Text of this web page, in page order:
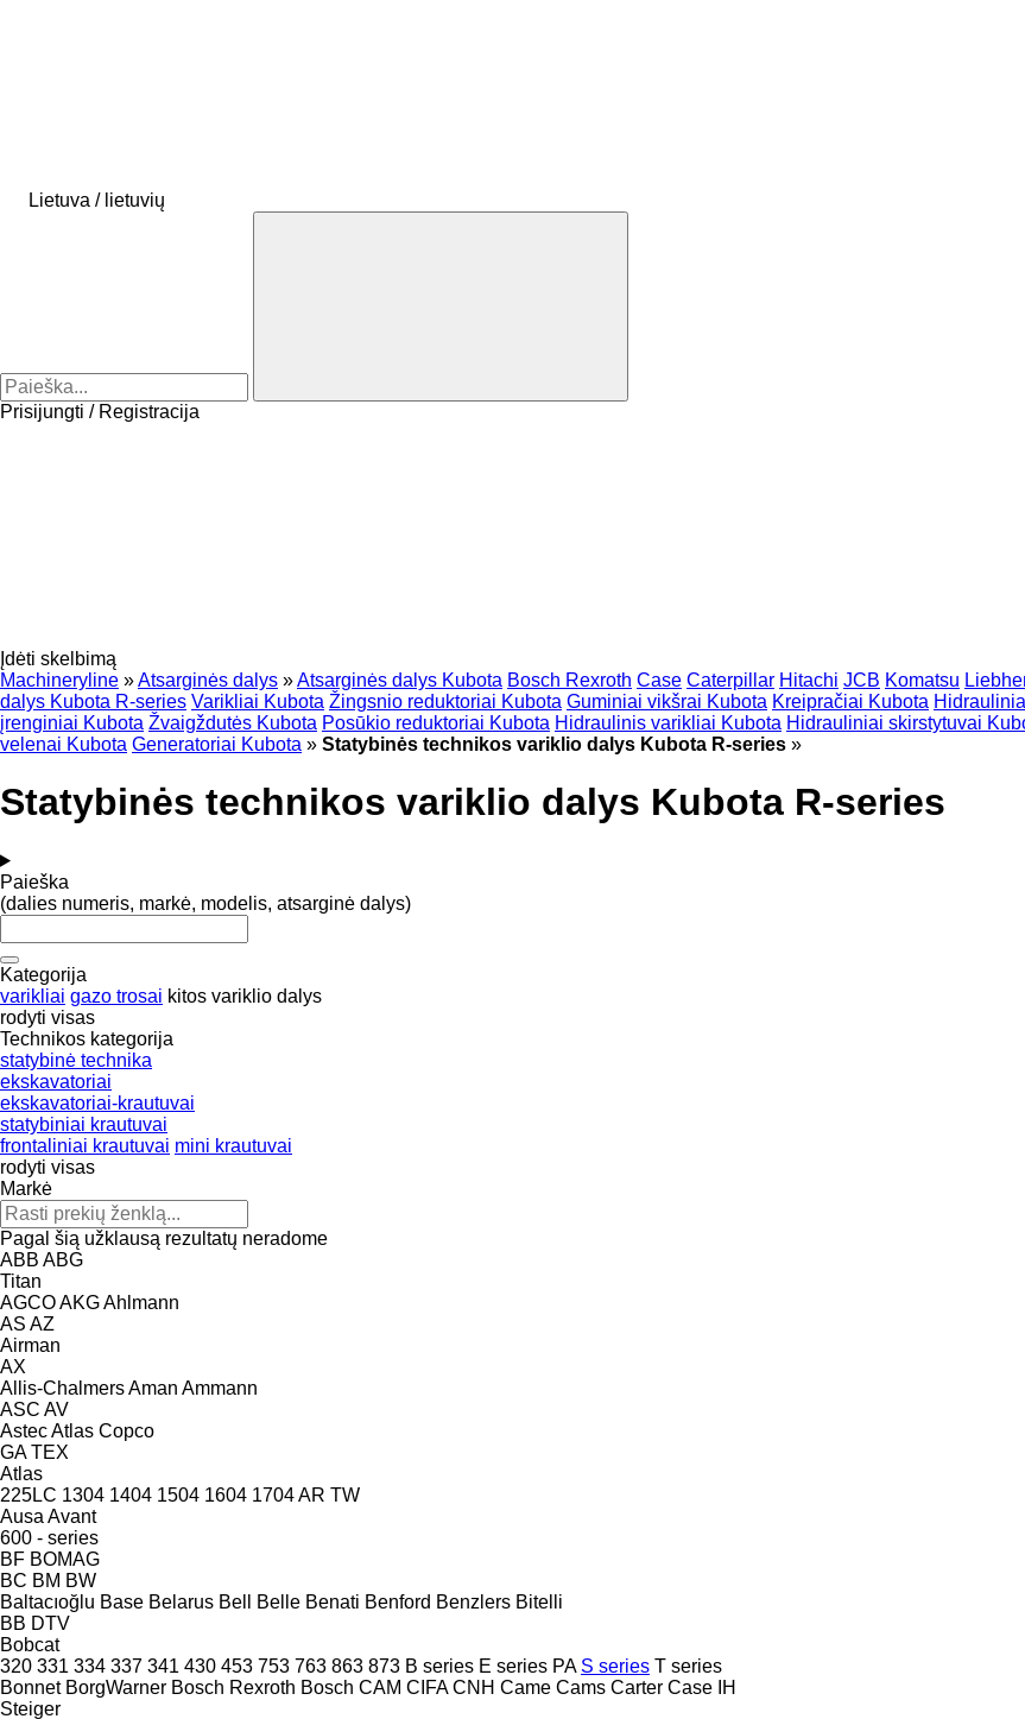
Lietuva / lietuvių
Prisijungti / Registracija
Įdėti skelbimą
Machineryline »Atsarginės dalys »Atsarginės dalys Kubota Bosch Rexroth Case Caterpillar Hitachi JCB Komatsu
dalys Kubota R-series Varikliai Kubota Žingsnio reduktoriai Kubota Guminiai vikšrai Kubota Kreipračiai Kubota
įrenginiai Kubota Žvaigždutės Kubota Posūkio reduktoriai Kubota Hidraulinis varikliai Kubota Hidrauliniai skirstytuvai
velenai Kubota Generatoriai Kubota » Statybinės technikos variklio dalys Kubota R-series »
Statybinės technikos variklio dalys Kubota R-series
Paieška
(dalies numeris, markė, modelis, atsarginė dalys)
Kategorija
varikliai gazo trosai kitos variklio dalys
rodyti visas
Technikos kategorija
statybinė technika
ekskavatoriai
ekskavatoriai-krautuvai
statybiniai krautuvai
frontaliniai krautuvai mini krautuvai
rodyti visas
Markė
Pagal šią užklausą rezultatų neradome
ABB ABG
Titan
AGCOAKGAhlmann
AS AZ
Airman
AX
Allis-ChalmersAman Ammann
ASC AV
AstecAtlas Copco
GA TEX
Atlas
225LC 1304 1404 1504 1604 1704AR TW
Ausa Avant
600 - series
BF BOMAG
BC BM BW
Baltacıoğlu Base Belarus Bell Belle Benati Benford Benzlers Bitelli
BB DTV
Bobcat
320 331 334 337 341 430 453 753 763 863 873 B series E series PA S series T series
Bonnet BorgWarner Bosch Rexroth Bosch CAM CIFA CNH Came Cams Carter Case IH
Steiger